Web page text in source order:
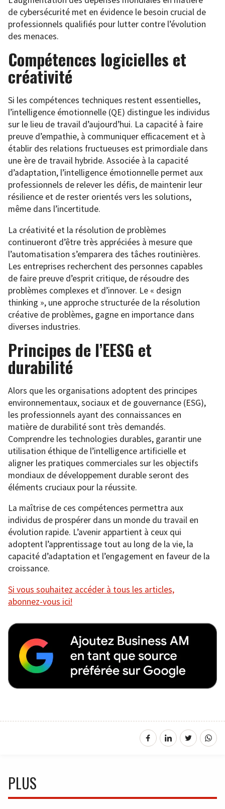
de cybersécurité met en évidence le besoin crucial de
professionnels qualifiés pour lutter contre l’évolution
des menaces.
Compétences logicielles et
créativité
Si les compétences techniques restent essentielles,
l’intelligence émotionnelle (QE) distingue les individus
sur le lieu de travail d’aujourd’hui. La capacité à faire
preuve d’empathie, à communiquer efficacement et à
établir des relations fructueuses est primordiale dans
une ère de travail hybride. Associée à la capacité
d’adaptation, l’intelligence émotionnelle permet aux
professionnels de relever les défis, de maintenir leur
résilience et de rester orientés vers les solutions,
même dans l’incertitude.
La créativité et la résolution de problèmes
continueront d’être très appréciées à mesure que
l’automatisation s’emparera des tâches routinières.
Les entreprises recherchent des personnes capables
de faire preuve d’esprit critique, de résoudre des
problèmes complexes et d’innover. Le « design
thinking », une approche structurée de la résolution
créative de problèmes, gagne en importance dans
diverses industries.
Principes de l’EESG et
durabilité
Alors que les organisations adoptent des principes
environnementaux, sociaux et de gouvernance (ESG),
les professionnels ayant des connaissances en
matière de durabilité sont très demandés.
Comprendre les technologies durables, garantir une
utilisation éthique de l’intelligence artificielle et
aligner les pratiques commerciales sur les objectifs
mondiaux de développement durable seront des
éléments cruciaux pour la réussite.
La maîtrise de ces compétences permettra aux
individus de prospérer dans un monde du travail en
évolution rapide. L’avenir appartient à ceux qui
adoptent l’apprentissage tout au long de la vie, la
capacité d’adaptation et l’engagement en faveur de la
croissance.
Si vous souhaitez accéder à tous les articles,
abonnez-vous ici!
PLUS